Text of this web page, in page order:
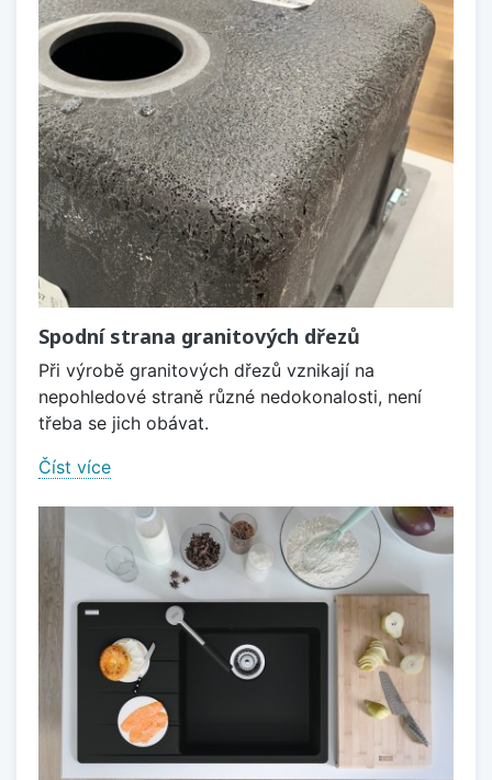
Spodní strana granitových dřezů
Při výrobě granitových dřezů vznikají na
nepohledové straně různé nedokonalosti, není
třeba se jich obávat.
Číst více